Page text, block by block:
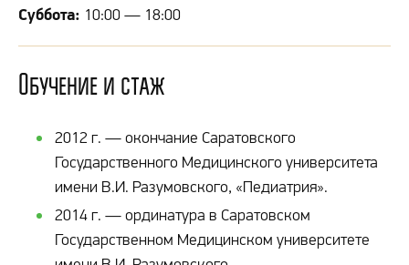
Суббота: 10:00 — 18:00
Обучение и стаж
2012 г. — окончание Саратовского
Государственного Медицинского университета
имени В.И. Разумовского, «Педиатрия».
2014 г. — ординатура в Саратовском
Государственном Медицинском университете